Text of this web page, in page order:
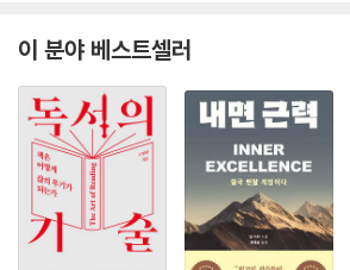
이 분야 베스트셀러